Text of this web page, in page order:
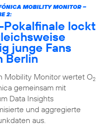
MOBILITY MONITOR –
2:
Pokalfinale lockt
junge Fans
Berlin
Mobility Monitor wertet O2
gemeinsam mit
Data Insights
und aggregierte
aus.